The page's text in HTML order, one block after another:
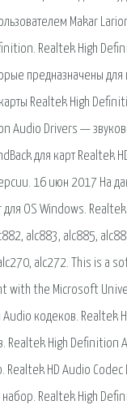
Makar
Realtek High
предназначены для
Realtek High
Audio Drivers —
для карт Realtek
16 июн 2017 На
OS Windows.
alc883, alc885,
alc272. This is a
with the Microsoft
кодеков. Realtek
Realtek High Definition
HD Audio Codec
Realtek High